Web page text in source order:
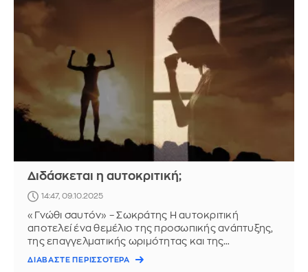
Διδάσκεται η αυτοκριτική;
14:47, 09.10.2025
«Γνώθι σαυτόν» – Σωκράτης Η αυτοκριτική
αποτελεί ένα θεμέλιο της προσωπικής ανάπτυξης,
της επαγγελματικής ωριμότητας και της
συνειδητής ζωής. Είναι η ικανότητα ...
ΔΙΑΒΑΣΤΕ ΠΕΡΙΣΣΟΤΕΡΑ